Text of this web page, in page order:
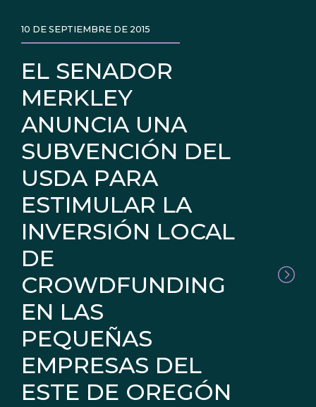
EL SENADOR
MERKLEY
ANUNCIA UNA
SUBVENCIÓN DEL
USDA PARA
ESTIMULAR LA
INVERSIÓN LOCAL
DE
CROWDFUNDING
EN LAS
PEQUEÑAS
EMPRESAS DEL
ESTE DE OREGÓN
10 DE SEPTIEMBRE DE 2015